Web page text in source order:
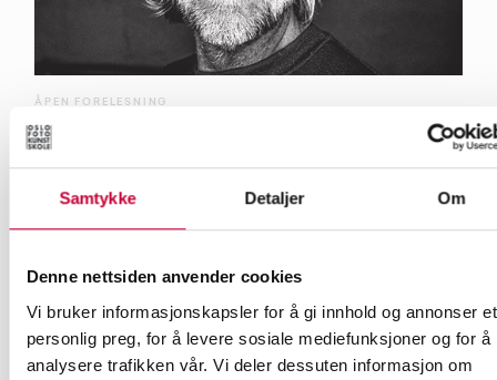
Samtykke Detaljer Om
Denne nettsiden anvender cookies
Vi bruker informasjonskapsler for å gi innhold og annonser et
personlig preg, for å levere sosiale mediefunksjoner og for å
analysere trafikken vår. Vi deler dessuten informasjon om
ÅPEN FORELESNING
KUNSTNERPRESENTASJON MED BJØRN STERRI